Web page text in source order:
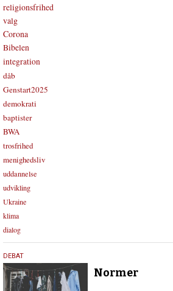
religionsfrihed
valg
Corona
Bibelen
integration
dåb
Genstart2025
demokrati
baptister
BWA
trosfrihed
menighedsliv
uddannelse
udvikling
Ukraine
klima
dialog
19.
februar
2026
DEBAT
Normer